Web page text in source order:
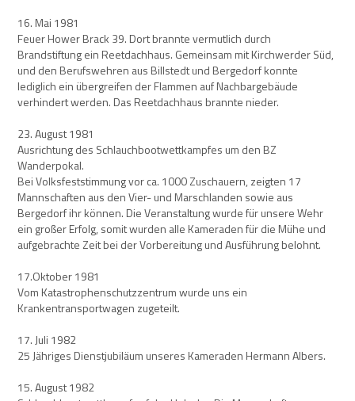
16. Mai 1981
Feuer Hower Brack 39. Dort brannte vermutlich durch
Brandstiftung ein Reetdachhaus. Gemeinsam mit Kirchwerder Süd,
und den Berufswehren aus Billstedt und Bergedorf konnte
lediglich ein übergreifen der Flammen auf Nachbargebäude
verhindert werden. Das Reetdachhaus brannte nieder.
23. August 1981
Ausrichtung des Schlauchbootwettkampfes um den BZ
Wanderpokal.
Bei Volksfeststimmung vor ca. 1000 Zuschauern, zeigten 17
Mannschaften aus den Vier- und Marschlanden sowie aus
Bergedorf ihr können. Die Veranstaltung wurde für unsere Wehr
ein großer Erfolg, somit wurden alle Kameraden für die Mühe und
aufgebrachte Zeit bei der Vorbereitung und Ausführung belohnt.
17.Oktober 1981
Vom Katastrophenschutzzentrum wurde uns ein
Krankentransportwagen zugeteilt.
17. Juli 1982
25 Jähriges Dienstjubiläum unseres Kameraden Hermann Albers.
15. August 1982